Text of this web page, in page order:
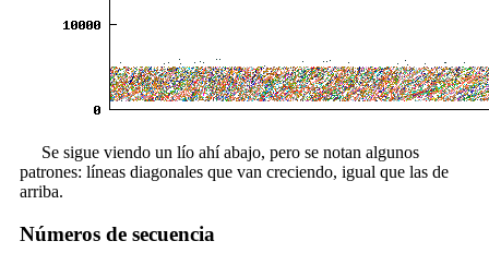
Se sigue viendo un lío ahí abajo, pero se notan algunos
patrones: líneas diagonales que van creciendo, igual que las de
arriba.
Números de secuencia